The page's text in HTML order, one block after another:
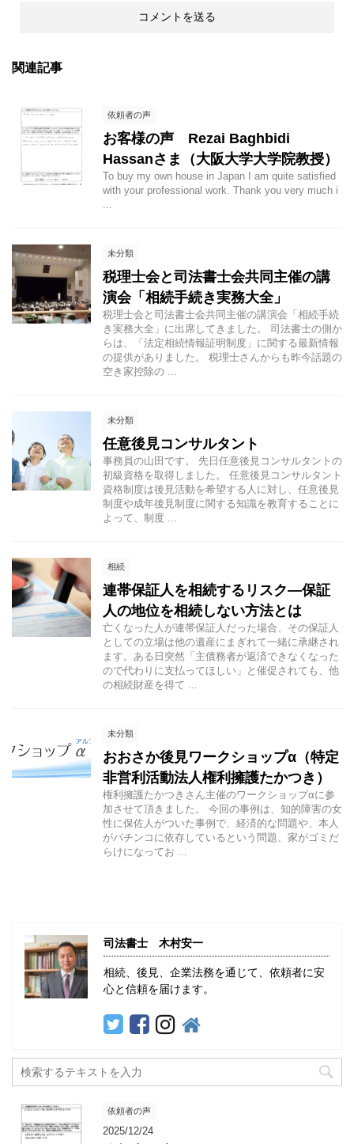
関連記事
依頼者の声
お客様の声 Rezai Baghbidi
Hassanさま（大阪大学大学院教授）
To buy my own house in Japan I am quite satisfied
with your professional work. Thank you very much i
...
未分類
税理士会と司法書士会共同主催の講
演会「相続手続き実務大全」
税理士会と司法書士会共同主催の講演会「相続手続
き実務大全」に出席してきました。 司法書士の側か
らは、「法定相続情報証明制度」に関する最新情報
の提供がありました。 税理士さんからも昨今話題の
空き家控除の ...
未分類
任意後見コンサルタント
事務員の山田です。 先日任意後見コンサルタントの
初級資格を取得しました。 任意後見コンサルタント
資格制度は後見活動を希望する人に対し、任意後見
制度や成年後見制度に関する知識を教育することに
よって、制度 ...
相続
連帯保証人を相続するリスク―保証
人の地位を相続しない方法とは
亡くなった人が連帯保証人だった場合、その保証人
としての立場は他の遺産にまぎれて一緒に承継され
ます。ある日突然「主債務者が返済できなくなった
ので代わりに支払ってほしい」と催促されても、他
の相続財産を得て ...
未分類
おおさか後見ワークショップα（特定
非営利活動法人権利擁護たかつき）
権利擁護たかつきさん主催のワークショップαに参
加させて頂きました。 今回の事例は、知的障害の女
性に保佐人がついた事例で、経済的な問題や、本人
がパチンコに依存しているという問題、家がゴミだ
らけになってお ...
司法書士 木村安一
相続、後見、企業法務を通じて、依頼者に安
心と信頼を届けます。
依頼者の声
2025/12/24